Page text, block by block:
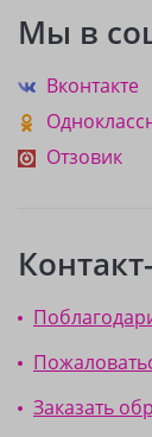
Мы в
Вконтакте
Отзовик
Заказать